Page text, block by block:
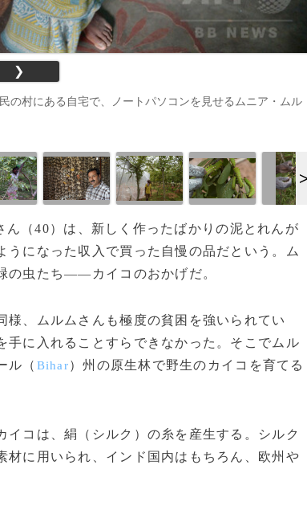
❯
の村にある自宅で、ノートパソコンを見せるムニア・ムル
ん（40）は、新しく作ったばかりの泥とれんが
になった収入で買った自慢の品だという。ム
の虫たち――カイコのおかげだ。
、ムルムさんも極度の貧困を強いられてい
に入れることすらできなかった。そこでムル
ル（ Bihar）州の原生林で野生のカイコを育てる
コは、絹（シルク）の糸を産生する。シルク
に用いられ、インド国内はもちろん、欧州や